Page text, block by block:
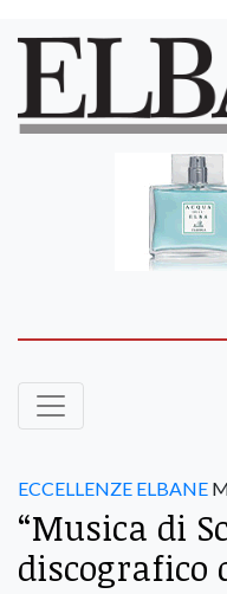
ECCELLENZE ELBANE
“Musica di
discografico